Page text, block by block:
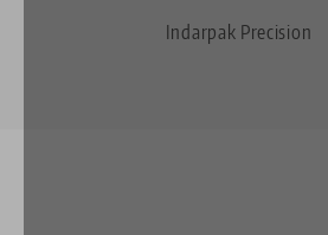
Indarpak Precision